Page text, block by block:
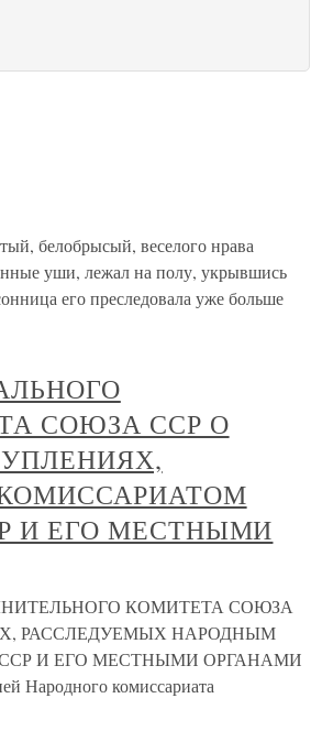
белобрысый, веселого нрава
уши, лежал на полу, укрывшись
его преследовала уже больше
СОЮЗА ССР О
И ЕГО МЕСТНЫМИ
КОМИТЕТА СОЮЗА
РАССЛЕДУЕМЫХ НАРОДНЫМ
И ЕГО МЕСТНЫМИ ОРГАНАМИ
Народного комиссариата